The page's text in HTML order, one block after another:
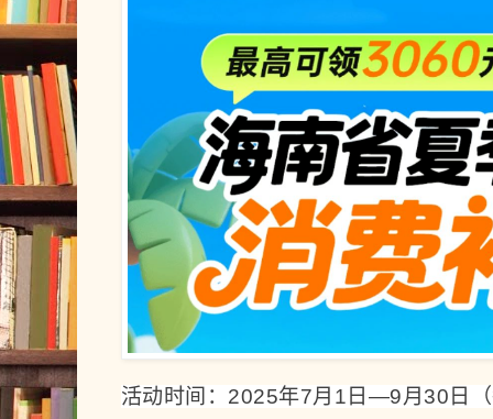
活动时间：2025年7月1日—9月30日